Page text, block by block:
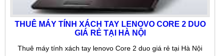
THUÊ MÁY TÍNH XÁCH TAY LENOVO CORE 2 DUO
GIÁ RẺ TẠI HÀ NỘI
Thuê máy tính xách tay lenovo Core 2 duo giá rẻ tại Hà Nội